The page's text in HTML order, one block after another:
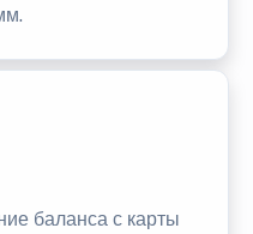
баланса с карты